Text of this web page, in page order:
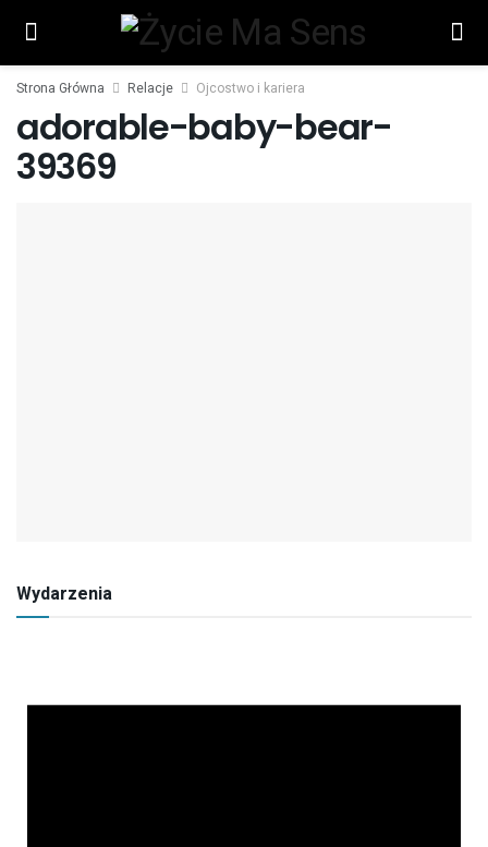
Strona Główna Relacje Ojcostwo i kariera
adorable-baby-bear-
39369
Wydarzenia